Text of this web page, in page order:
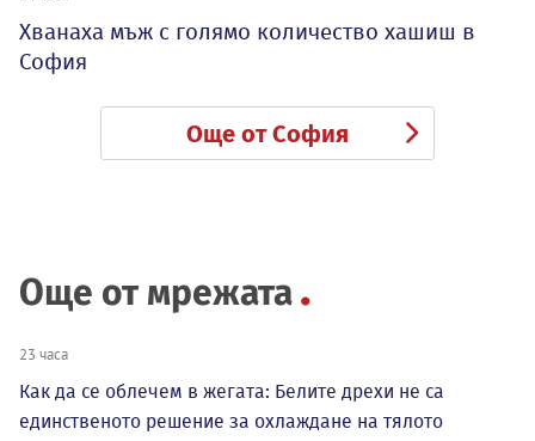
Хванаха мъж с голямо количество хашиш в
София
Още от София
Още от мрежата
23 часа
Как да се облечем в жегата: Белите дрехи не са
единственото решение за охлаждане на тялото